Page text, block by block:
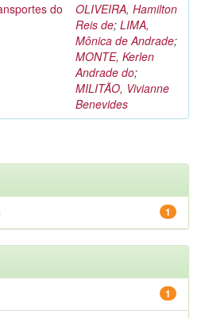
do
OLIVEIRA, Hamilton
Reis de; LIMA,
Mônica de Andrade;
MONTE, Kerlen
Andrade do;
MILITÃO, Vivianne
Benevides
1
1